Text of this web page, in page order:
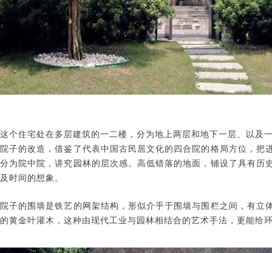
这个住宅处在多层建筑的一二楼，分为地上两层和地下一层、以及
院子的改造，借鉴了代表中国古民居文化的四合院的格局方位，把
分为院中院，讲究园林的层次感。高低错落的地面，铺设了具有历
及时间的想象。
院子的围墙是铁艺的网架结构，形似介乎于围墙与围栏之间，有立
的黄金叶灌木，这种由现代工业与园林相结合的艺术手法，更能给